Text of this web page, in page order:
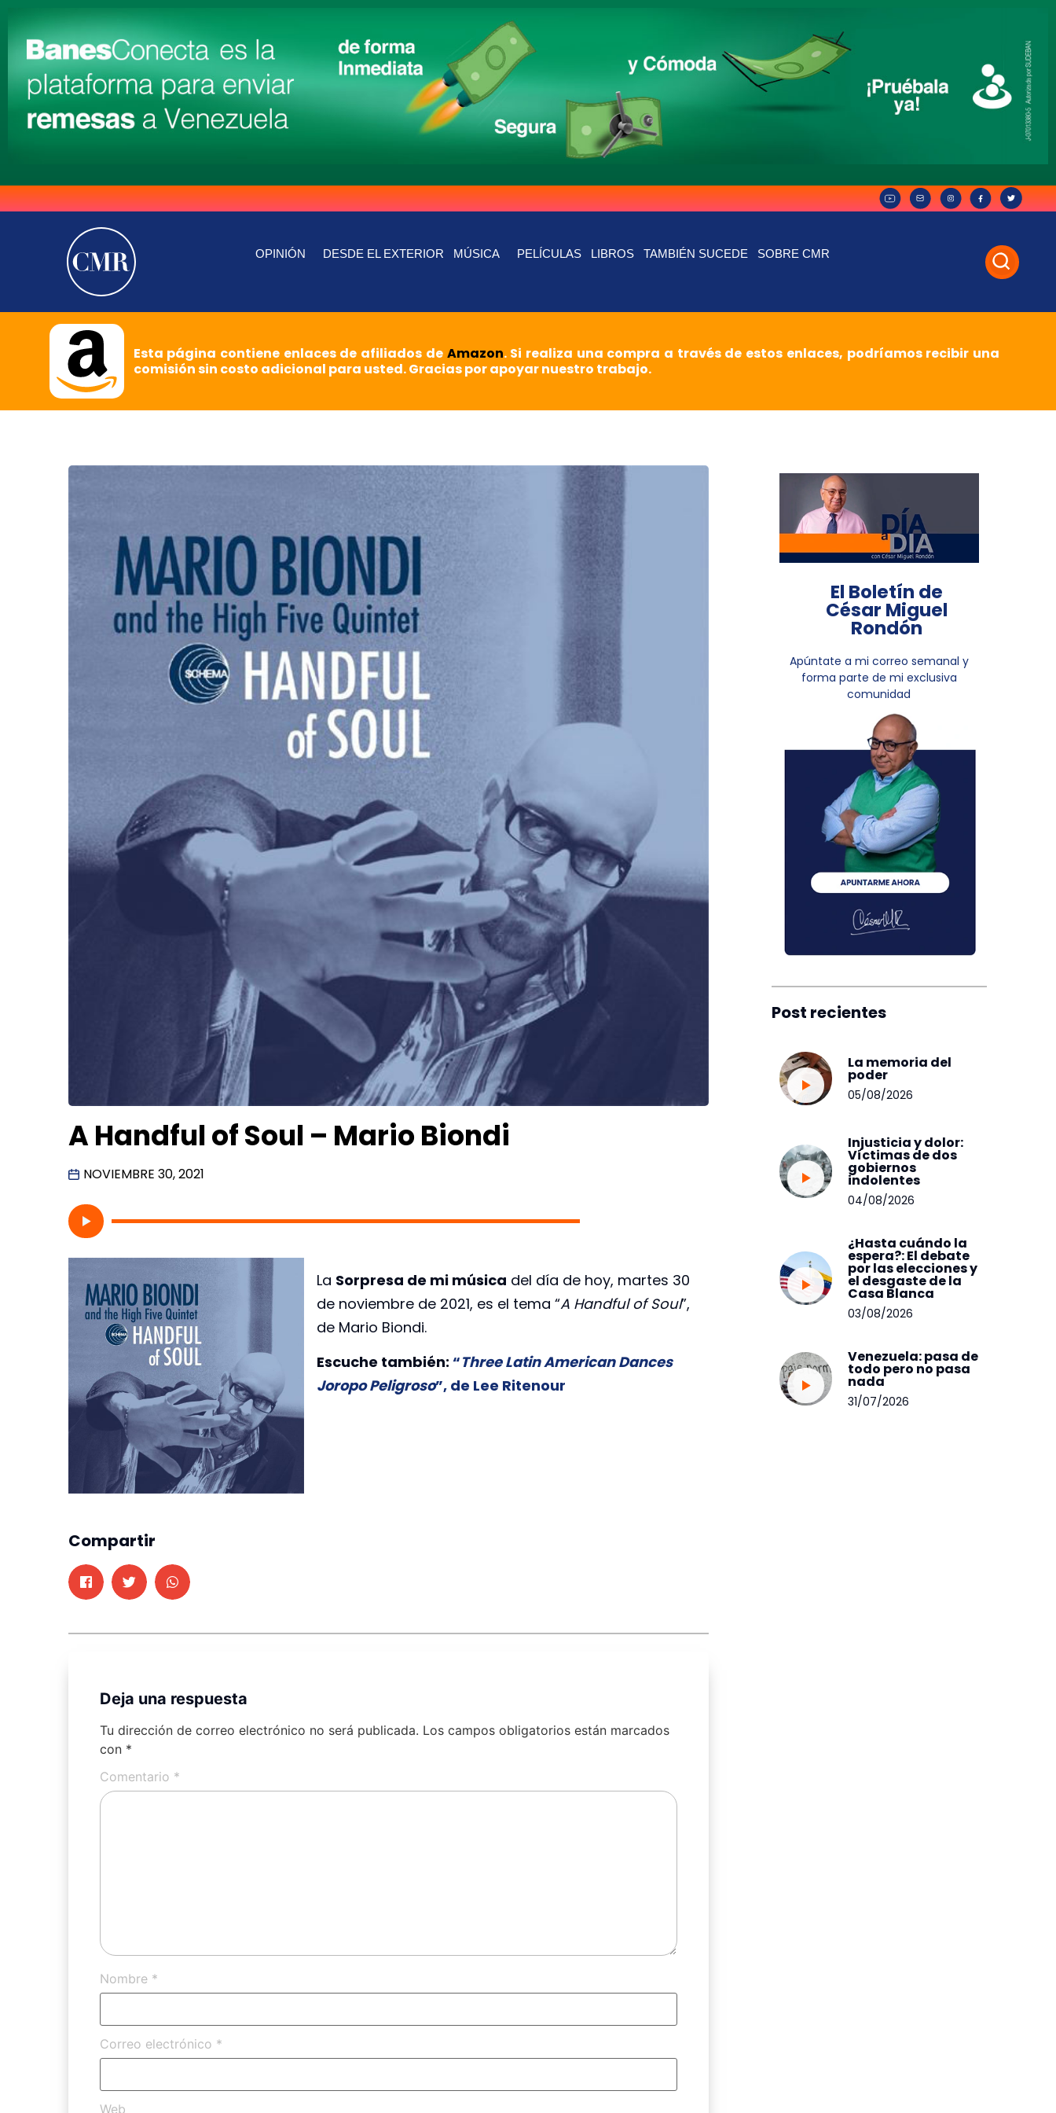
OPINIÓN DESDE EL EXTERIOR MÚSICA PELÍCULAS LIBROS TAMBIÉN SUCEDE SOBRE CMR
Esta página contiene enlaces de afiliados de Amazon. Si realiza una compra a través de estos enlaces, podríamos recibir una
comisión sin costo adicional para usted. Gracias por apoyar nuestro trabajo.
A Handful of Soul – Mario Biondi
NOVIEMBRE 30, 2021
La Sorpresa de mi música del día de hoy, martes 30
de noviembre de 2021, es el tema “A Handful of Soul”,
de Mario Biondi.
Escuche también: “Three Latin American Dances
Joropo Peligroso”, de Lee Ritenour
Compartir
Deja una respuesta
Tu dirección de correo electrónico no será publicada. Los campos obligatorios están marcados
con *
Comentario *
Nombre *
Correo electrónico *
Web
El Boletín de
César Miguel
Rondón
Apúntate a mi correo semanal y
forma parte de mi exclusiva
comunidad
Post recientes
La memoria del
poder
05/08/2026
Injusticia y dolor:
Víctimas de dos
gobiernos
indolentes
04/08/2026
¿Hasta cuándo la
espera?: El debate
por las elecciones y
el desgaste de la
Casa Blanca
03/08/2026
Venezuela: pasa de
todo pero no pasa
nada
31/07/2026